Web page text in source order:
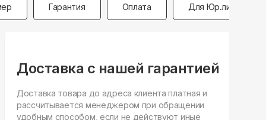
Гарантия Оплата Для Юр.лиц
Доставка с нашей гарантией
Доставка товара до адреса клиента платная и
рассчитывается менеджером при обращении
удобным способом, если не действуют иные